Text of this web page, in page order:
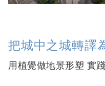
把城中之城轉譯
用植覺做地景形塑 實